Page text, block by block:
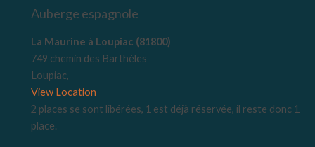
Auberge espagnole
La Maurine à Loupiac (81800)
749 chemin des Barthèles
Loupiac,
View Location
2 places se sont libérées, 1 est déjà réservée, il reste donc 1
place.